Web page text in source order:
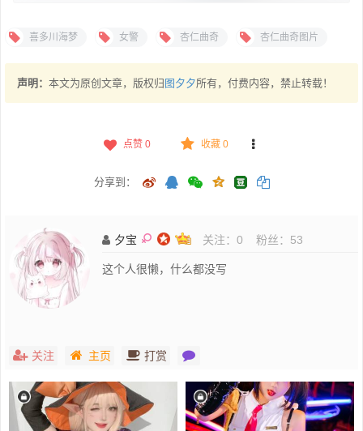
喜多川海梦 女警 杏仁曲奇 杏仁曲奇图片
声明： 本文为原创文章，版权归 图夕夕所有，付费内容，禁止转载！
点赞 0 收藏 0
分享到：
夕宝 关注： 0 粉丝： 53
这个人很懒，什么都没写
关注 主页 打赏